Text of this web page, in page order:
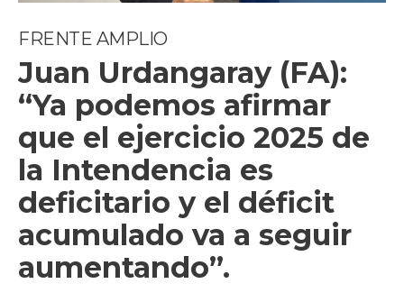
FRENTE AMPLIO
Juan Urdangaray (FA):
“Ya podemos afirmar
que el ejercicio 2025 de
la Intendencia es
deficitario y el déficit
acumulado va a seguir
aumentando”.